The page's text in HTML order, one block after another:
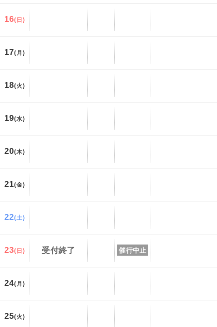
16(日)
17(月)
18(火)
19(水)
20(木)
21(金)
22(土)
23(日) 受付終了 催行中止
24(月)
25(火)